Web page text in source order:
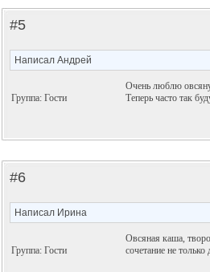
#5
Написал Андрей
Группа: Гости
Очень люблю
Теперь часто так
#6
Написал Ирина
Группа: Гости
Овсяная каша,
сочетание не